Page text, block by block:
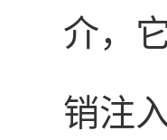
介，
销注